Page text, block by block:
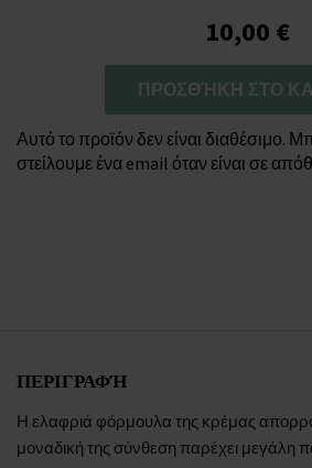
10,00 €
ΠΡΟΣΘΉΚΗ ΣΤΟ
Αυτό το προϊόν δεν είναι διαθέσιμο.
στείλουμε ένα email όταν είναι σε
ΠΕΡΙΓΡΑΦΉ
Η ελαφριά φόρμουλα της κρέμας
μοναδική της σύνθεση παρέχει μεγάλη